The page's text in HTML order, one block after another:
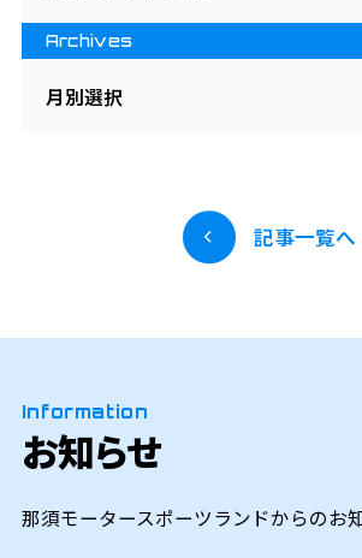
Archives
月別選択
記事一覧へ
Information
お知らせ
那須モータースポーツランドからのお